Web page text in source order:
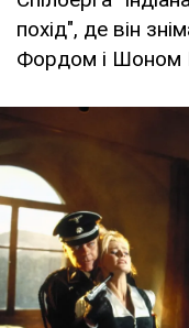
похід", де він
Фордом і Шоном